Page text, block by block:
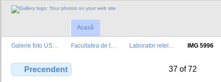
Acasă
Galerie foto US… Facultatea de I… Laborator retel… IMG 5996
Precendent 37 of 72